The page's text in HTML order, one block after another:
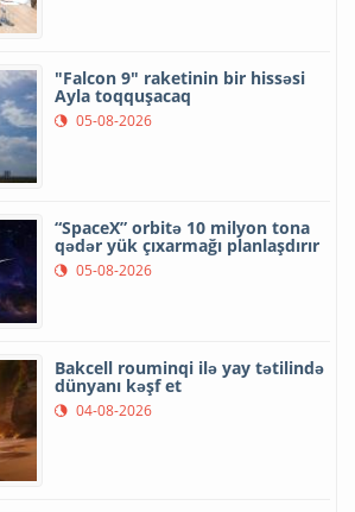
"Falcon 9" raketinin bir hissəsi
Ayla toqquşacaq
05-08-2026
“SpaceX” orbitə 10 milyon tona
qədər yük çıxarmağı planlaşdırır
05-08-2026
Bakcell rouminqi ilə yay tətilində
dünyanı kəşf et
04-08-2026